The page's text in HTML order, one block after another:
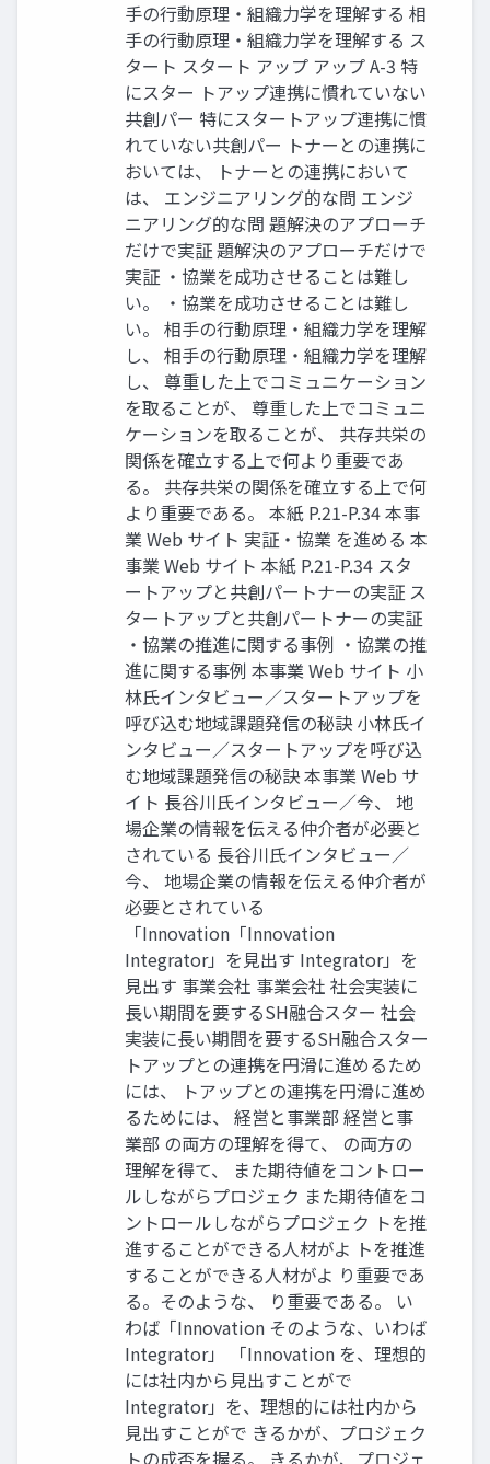
手の行動原理・組織力学を理解する 相
手の行動原理・組織力学を理解する ス
タート スタート アップ アップ A-3 特
にスター トアップ連携に慣れていない
共創パー 特にスタートアップ連携に慣
れていない共創パー トナーとの連携に
おいては、 トナーとの連携において
は、 エンジニアリング的な問 エンジ
ニアリング的な問 題解決のアプローチ
だけで実証 題解決のアプローチだけで
実証 ・協業を成功させることは難し
い。 ・協業を成功させることは難し
い。 相手の行動原理・組織力学を理解
し、 相手の行動原理・組織力学を理解
し、 尊重した上でコミュニケーション
を取ることが、 尊重した上でコミュニ
ケーションを取ることが、 共存共栄の
関係を確立する上で何より重要であ
る。 共存共栄の関係を確立する上で何
より重要である。 本紙 P.21-P.34 本事
業 Web サイト 実証・協業 を進める 本
事業 Web サイト 本紙 P.21-P.34 スタ
ートアップと共創パートナーの実証 ス
タートアップと共創パートナーの実証
・協業の推進に関する事例 ・協業の推
進に関する事例 本事業 Web サイト 小
林氏インタビュー／スタートアップを
呼び込む地域課題発信の秘訣 小林氏イ
ンタビュー／スタートアップを呼び込
む地域課題発信の秘訣 本事業 Web サ
イト 長谷川氏インタビュー／今、 地
場企業の情報を伝える仲介者が必要と
されている 長谷川氏インタビュー／
今、 地場企業の情報を伝える仲介者が
必要とされている
「Innovation「Innovation
Integrator」を見出す Integrator」を
見出す 事業会社 事業会社 社会実装に
長い期間を要するSH融合スター 社会
実装に長い期間を要するSH融合スター
トアップとの連携を円滑に進めるため
には、 トアップとの連携を円滑に進め
るためには、 経営と事業部 経営と事
業部 の両方の理解を得て、 の両方の
理解を得て、 また期待値をコントロー
ルしながらプロジェク また期待値をコ
ントロールしながらプロジェク トを推
進することができる人材がよ トを推進
することができる人材がよ り重要であ
る。そのような、 り重要である。 い
わば「Innovation そのような、いわば
Integrator」 「Innovation を、理想的
には社内から見出すことがで
Integrator」を、理想的には社内から
見出すことがで きるかが、プロジェク
トの成否を握る。 きるかが、プロジェ